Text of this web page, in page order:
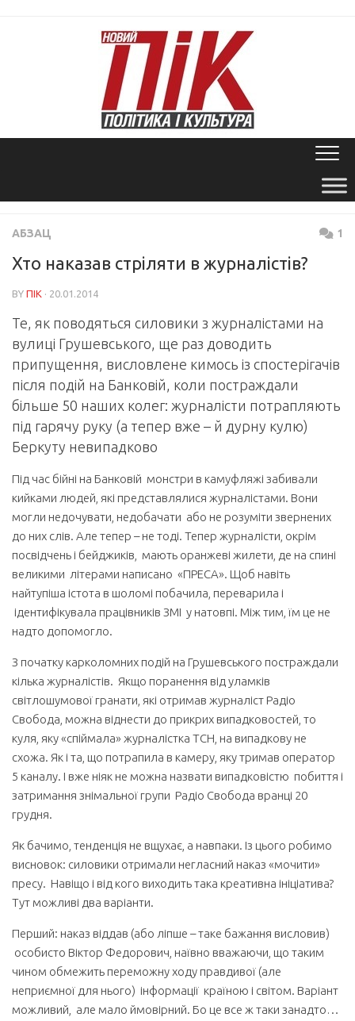
АБЗАЦ 1
Хто наказав стріляти в журналістів?
BY ПІК · 20.01.2014
Те, як поводяться силовики з журналістами на
вулиці Грушевського, ще раз доводить
припущення, висловлене кимось із спостерігачів
після подій на Банковій, коли постраждали
більше 50 наших колег: журналісти потрапляють
під гарячу руку (а тепер вже – й дурну кулю)
Беркуту невипадково
Під час бійні на Банковій монстри в камуфляжі забивали
кийками людей, які представлялися журналістами. Вони
могли недочувати, недобачати або не розуміти звернених
до них слів. Але тепер – не тоді. Тепер журналісти, окрім
посвідчень і бейджиків, мають оранжеві жилети, де на спині
великими літерами написано «ПРЕСА». Щоб навіть
найтупіша істота в шоломі побачила, переварила і
ідентифікувала працівників ЗМІ у натовпі. Між тим, їм це не
надто допомогло.
З початку карколомних подій на Грушевського постраждали
кілька журналістів. Якщо поранення від уламків
світлошумової гранати, які отримав журналіст Радіо
Свобода, можна віднести до прикрих випадковостей, то
куля, яку «спіймала» журналістка ТСH, на випадкову не
схожа. Як і та, що потрапила в камеру, яку тримав оператор
5 каналу. І вже ніяк не можна назвати випадковістю побиття і
затримання знімальної групи Радіо Свобода вранці 20
грудня.
Як бачимо, тенденція не вщухає, а навпаки. Із цього робимо
висновок: силовики отримали негласний наказ «мочити»
пресу. Навіщо і від кого виходить така креативна ініціатива?
Тут можливі два варіанти.
Перший: наказ віддав (або ліпше – таке бажання висловив)
особисто Віктор Федорович, наївно вважаючи, що таким
чином обмежить переможну ходу правдивої (але
неприємної для нього) інформації країною і світом. Варіант
можливий, але мало ймовірний. Бо це все ж таки занадто…